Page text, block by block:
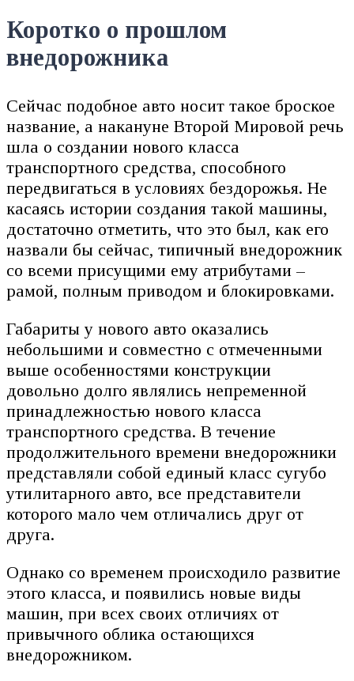
Коротко о прошлом
внедорожника
Сейчас подобное авто носит такое броское
название, а накануне Второй Мировой речь
шла о создании нового класса
транспортного средства, способного
передвигаться в условиях бездорожья. Не
касаясь истории создания такой машины,
достаточно отметить, что это был, как его
назвали бы сейчас, типичный внедорожник
со всеми присущими ему атрибутами –
рамой, полным приводом и блокировками.
Габариты у нового авто оказались
небольшими и совместно с отмеченными
выше особенностями конструкции
довольно долго являлись непременной
принадлежностью нового класса
транспортного средства. В течение
продолжительного времени внедорожники
представляли собой единый класс сугубо
утилитарного авто, все представители
которого мало чем отличались друг от
друга.
Однако со временем происходило развитие
этого класса, и появились новые виды
машин, при всех своих отличиях от
привычного облика остающихся
внедорожником.